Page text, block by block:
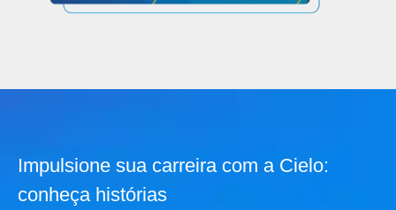
Impulsione sua carreira com a Cielo:
conheça histórias